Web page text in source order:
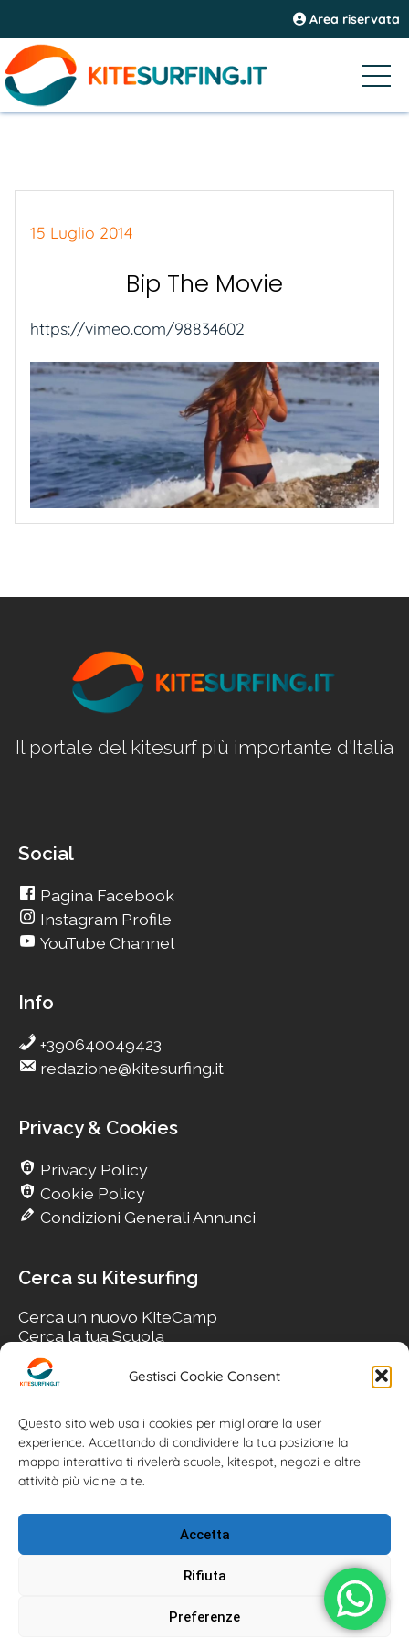
Gestisci Cookie Consent
Questo sito web usa i cookies per migliorare la user
experience. Accettando di condividere la tua posizione la
mappa interattiva ti rivelerà scuole, kitespot, negozi e altre
attività più vicine a te.
Accetta
Rifiuta
Preferenze
Area riservata
15 Luglio 2014
Bip The Movie
https://vimeo.com/98834602
Il portale del kitesurf più importante d'Italia
Social
Pagina Facebook
Instagram Profile
YouTube Channel
Info
+390640049423
redazione@kitesurfing.it
Privacy & Cookies
Privacy Policy
Cookie Policy
Condizioni Generali Annunci
Cerca su Kitesurfing
Cerca un nuovo KiteCamp
Cerca la tua Scuola
Cerca il tuo KiteSpot
Cerca Accommodation